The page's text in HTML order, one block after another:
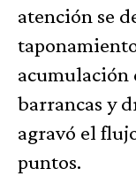
atención se
acumulación
barrancas y
agravó el
puntos.